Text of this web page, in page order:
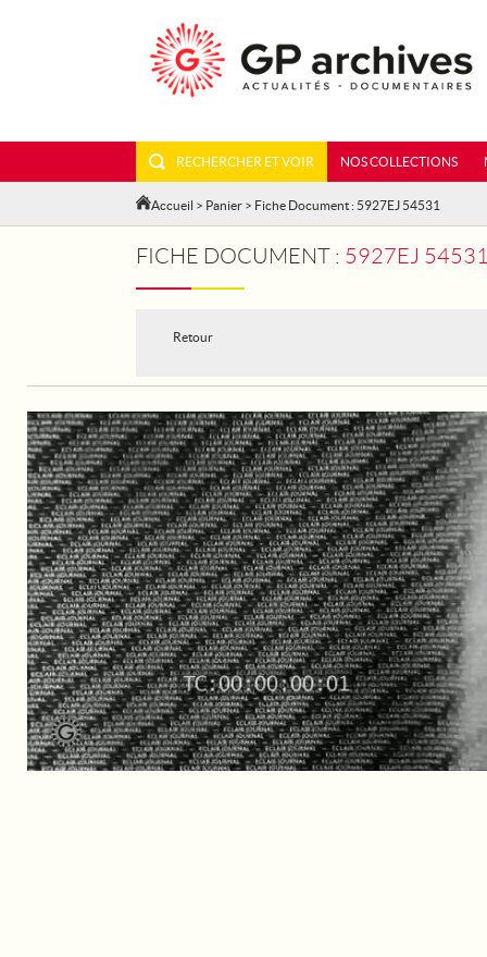
RECHERCHER ET VOIR NOS COLLECTIONS
Accueil > Panier > Fiche Document : 5927EJ 54531
FICHE DOCUMENT : 5927EJ 54531 -
Retour